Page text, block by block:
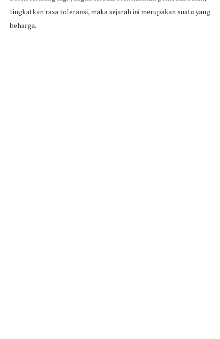
tingkatkan rasa toleransi, maka sejarah ini merupakan suatu yang
beharga.